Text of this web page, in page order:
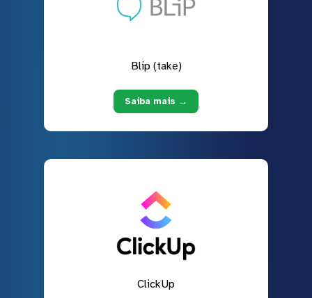
Blip (take)
Saiba mais →
ClickUp